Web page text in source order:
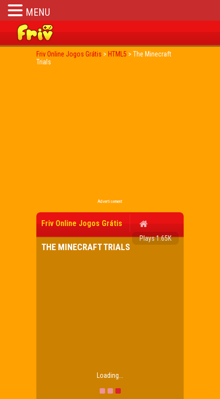
Friv Online Jogos Grátis > HTML5 > The Minecraft
Trials
Advertisement
Friv Online Jogos Grátis
Plays 1.65K
THE MINECRAFT TRIALS
Loading...
MENU